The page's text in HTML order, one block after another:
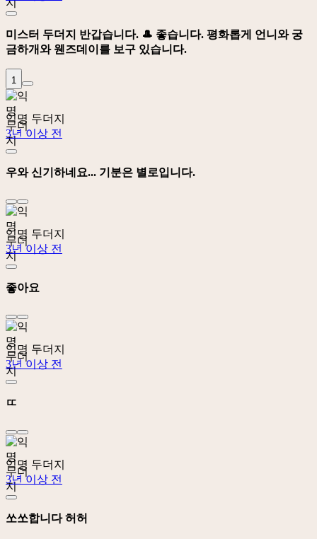
미스터 두더지 반갑습니다. 🎩 좋습니다. 평화롭게 언니와 궁
금하개와 웬즈데이를 보구 있습니다.
1
익명 두더지
3년 이상 전
우와 신기하네요... 기분은 별로입니다.
익명 두더지
3년 이상 전
좋아요
익명 두더지
3년 이상 전
ㄸ
익명 두더지
3년 이상 전
쏘쏘합니다 허허